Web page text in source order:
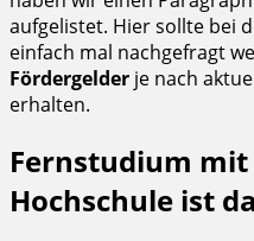
aufgelistet. Hier sollte bei
einfach mal nachgefragt
Fördergelder je nach
erhalten.
Fernstudium mit
Hochschule ist